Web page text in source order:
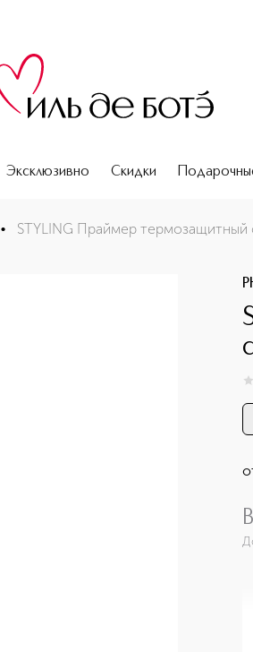
Эксклюзивно Скидки
• STYLING Праймер термозащитный
0